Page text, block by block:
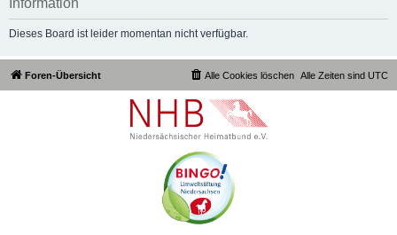
Information
Dieses Board ist leider momentan nicht verfügbar.
Foren-Übersicht Alle Zeiten sind UTC
Alle Cookies löschen